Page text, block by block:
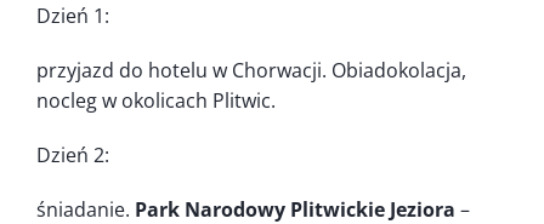
Dzień 1:
przyjazd do hotelu w Chorwacji. Obiadokolacja,
nocleg w okolicach Plitwic.
Dzień 2:
śniadanie. Park Narodowy Plitwickie Jeziora –